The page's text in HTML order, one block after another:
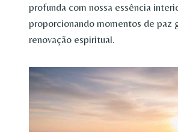
profunda com nossa essência
proporcionando momentos de paz
renovação espiritual.